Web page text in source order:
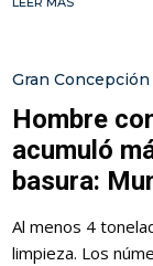
Gran Concepción
Hombre
acumuló
basura:
Al menos 4
limpieza. Los